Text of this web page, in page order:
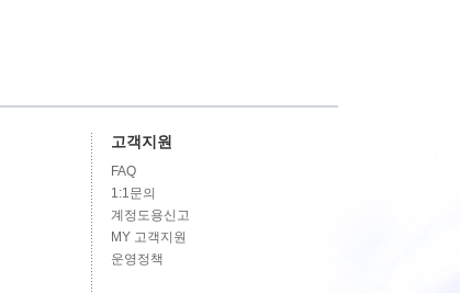
고객지원
FAQ
1:1문의
계정도용신고
MY 고객지원
운영정책